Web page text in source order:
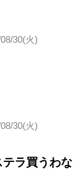
30(火)
30(火)
ラ買うわな